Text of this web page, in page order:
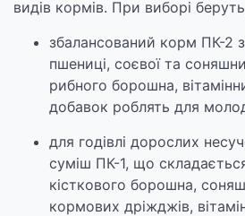
видів кормів. При виборі
збалансований корм ПК-2
пшениці, соєвої та
рибного борошна,
добавок роблять для
для годівлі дорослих
суміш ПК-1, що
кісткового борошна,
кормових дріжджів,